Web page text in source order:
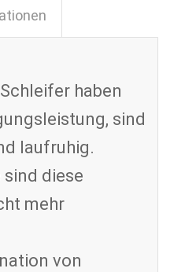
haben
sind
laufruhig.
sind diese
mehr
von